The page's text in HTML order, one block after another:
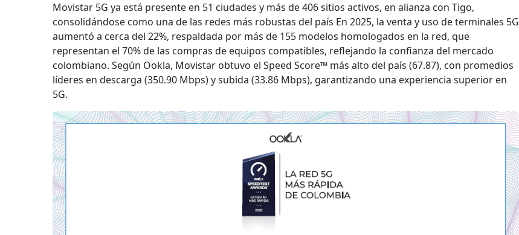
Movistar 5G ya está presente en 51 ciudades y más de 406 sitios activos, en alianza con Tigo,
consolidándose como una de las redes más robustas del país En 2025, la venta y uso de terminales 5G
aumentó a cerca del 22%, respaldada por más de 155 modelos homologados en la red, que
representan el 70% de las compras de equipos compatibles, reflejando la confianza del mercado
colombiano. Según Ookla, Movistar obtuvo el Speed Score™ más alto del país (67.87), con promedios
líderes en descarga (350.90 Mbps) y subida (33.86 Mbps), garantizando una experiencia superior en
5G.